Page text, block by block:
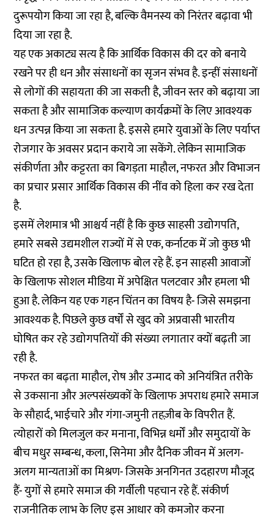
दुरूपयोग किया जा रहा है, बल्कि वैमनस्य को निरंतर बढ़ावा भी
दिया जा रहा है.
यह एक अकाट्य सत्य है कि आर्थिक विकास की दर को बनाये
रखने पर ही धन और संसाधनों का सृजन संभव है. इन्हीं संसाधनों
से लोगों की सहायता की जा सकती है, जीवन स्तर को बढ़ाया जा
सकता है और सामाजिक कल्याण कार्यक्रमों के लिए आवश्यक
धन उत्पन्न किया जा सकता है. इससे हमारे युवाओं के लिए पर्याप्त
रोजगार के अवसर प्रदान कराये जा सकेंगे. लेकिन सामाजिक
संकीर्णता और कट्टरता का बिगड़ता माहौल, नफरत और विभाजन
का प्रचार प्रसार आर्थिक विकास की नींव को हिला कर रख देता
है.
इसमें लेशमात्र भी आश्चर्य नहीं है कि कुछ साहसी उद्योगपति,
हमारे सबसे उद्यमशील राज्यों में से एक, कर्नाटक में जो कुछ भी
घटित हो रहा है, उसके खिलाफ बोल रहे हैं. इन साहसी आवाजों
के खिलाफ सोशल मीडिया में अपेक्षित पलटवार और हमला भी
हुआ है. लेकिन यह एक गहन चिंतन का विषय है- जिसे समझना
आवश्यक है. पिछले कुछ वर्षों से खुद को अप्रवासी भारतीय
घोषित कर रहे उद्योगपतियों की संख्या लगातार क्यों बढ़ती जा
रही है.
नफरत का बढ़ता माहौल, रोष और उन्माद को अनियंत्रित तरीके
से उकसाना और अल्पसंख्यकों के खिलाफ अपराध हमारे समाज
के सौहार्द, भाईचारे और गंगा-जमुनी तहज़ीब के विपरीत हैं.
त्योहारों को मिलजुल कर मनाना, विभिन्न धर्मों और समुदायों के
बीच मधुर सम्बन्ध, कला, सिनेमा और दैनिक जीवन में अलग-
अलग मान्यताओं का मिश्रण- जिसके अनगिनत उदहारण मौजूद
हैं- युगों से हमारे समाज की गर्वीली पहचान रहे हैं. संकीर्ण
राजनीतिक लाभ के लिए इस आधार को कमजोर करना